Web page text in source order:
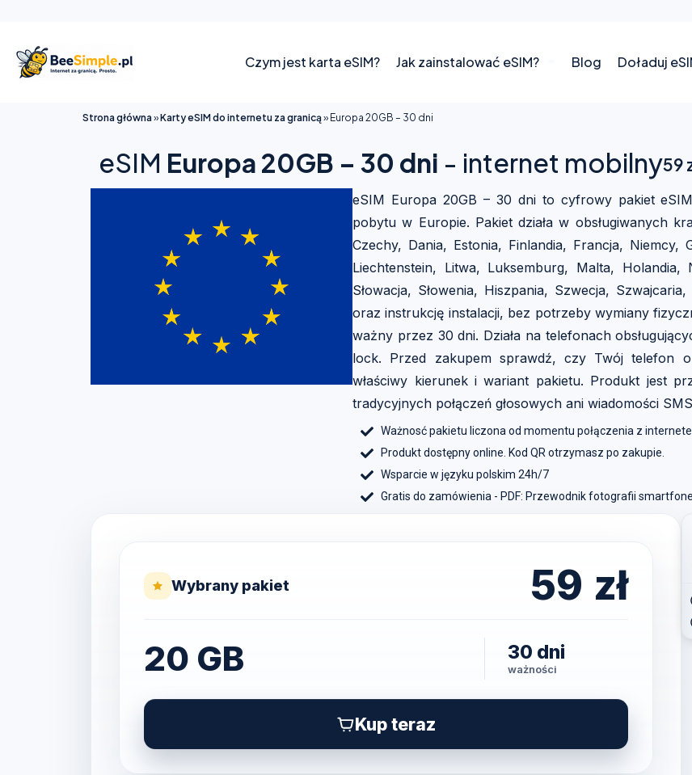
Czym jest karta eSIM? Jak zainstalować eSIM? Blog Doładuj
Strona główna»Karty eSIM do internetu za granicą» Europa 20GB – 30 dni
eSIM Europa 20GB – 30 dni - internet mobilny59
eSIM Europa 20GB – 30 dni to cyfrowy pakiet
pobytu w Europie. Pakiet działa w obsługiwanych
Czechy, Dania, Estonia, Finlandia, Francja, Niemcy,
Liechtenstein, Litwa, Luksemburg, Malta,
Słowacja, Słowenia, Hiszpania, Szwecja,
oraz instrukcję instalacji, bez potrzeby wymiany
ważny przez 30 dni. Działa na telefonach
lock. Przed zakupem sprawdź, czy Twój telefon
właściwy kierunek i wariant pakietu. Produkt jest
tradycyjnych połączeń głosowych ani wiadomości
Ważnosć pakietu liczona od momentu połączenia z
Produkt dostępny online. Kod QR otrzymasz po zakupie.
Wsparcie w języku polskim 24h/7
Gratis do zamówienia - PDF: Przewodnik fotografii
Wybrany pakiet 59 zł
20 GB 30 dni
ważności
Kup teraz